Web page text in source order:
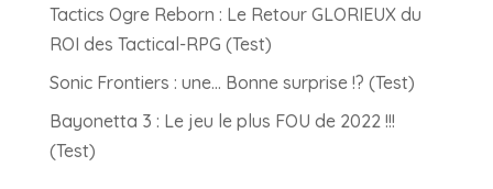
Tactics Ogre Reborn : Le Retour GLORIEUX du
ROI des Tactical-RPG (Test)
Sonic Frontiers : une… Bonne surprise !? (Test)
Bayonetta 3 : Le jeu le plus FOU de 2022 !!!
(Test)